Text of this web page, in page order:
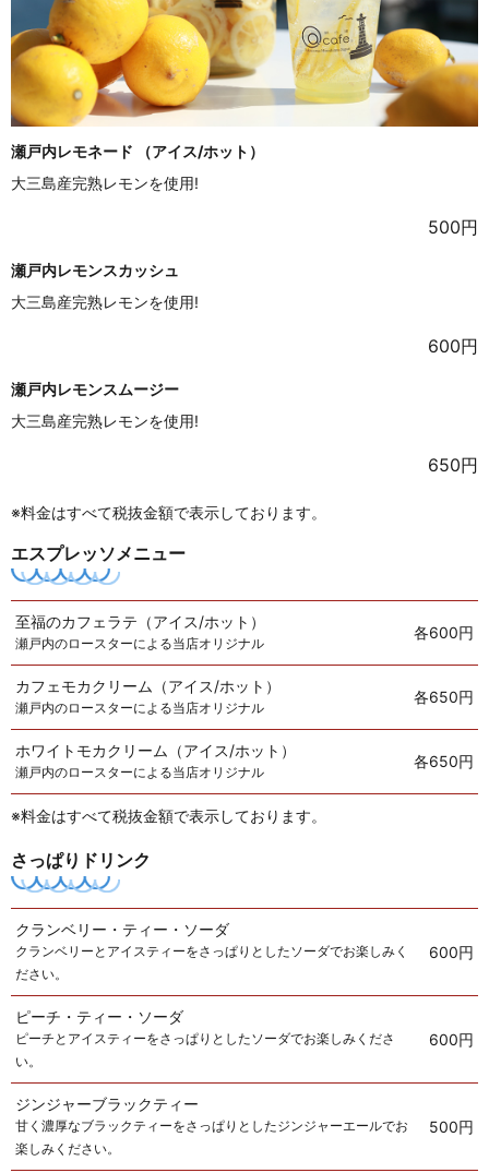
瀬戸内レモネード （アイス/ホット）
大三島産完熟レモンを使用!
500円
瀬戸内レモンスカッシュ
大三島産完熟レモンを使用!
600円
瀬戸内レモンスムージー
大三島産完熟レモンを使用!
650円
※料金はすべて税抜金額で表示しております。
エスプレッソメニュー
至福のカフェラテ（アイス/ホット）
瀬戸内のロースターによる当店オリジナル
各600円
カフェモカクリーム（アイス/ホット）
瀬戸内のロースターによる当店オリジナル
各650円
ホワイトモカクリーム（アイス/ホット）
瀬戸内のロースターによる当店オリジナル
各650円
※料金はすべて税抜金額で表示しております。
さっぱりドリンク
クランベリー・ティー・ソーダ
クランベリーとアイスティーをさっぱりとしたソーダでお楽しみく
ださい。
600円
ピーチ・ティー・ソーダ
ピーチとアイスティーをさっぱりとしたソーダでお楽しみくださ
い。
600円
ジンジャーブラックティー
甘く濃厚なブラックティーをさっぱりとしたジンジャーエールでお
楽しみください。
500円